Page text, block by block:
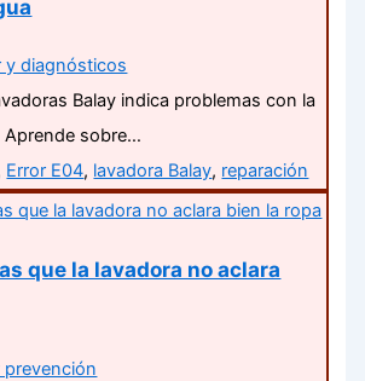
y diagnósticos
Balay indica problemas con la
Aprende sobre…
Error E04, lavadora Balay, reparación
que la lavadora no aclara